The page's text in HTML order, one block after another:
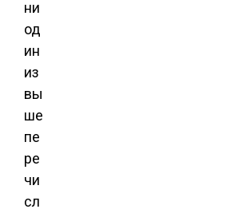
ни
од
ин
из
вы
ше
пе
ре
чи
сл